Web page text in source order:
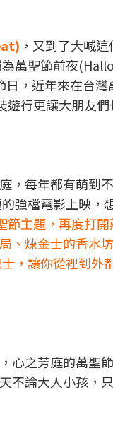
，又到了大喊
萬聖節前夜
，近年來在台
行更讓大朋友
，每年都有萌到
強檔電影上映
節主題，再度打
、煉金士的香水
，讓你從裡到外
心之芳庭的萬聖
天不論大人小孩，